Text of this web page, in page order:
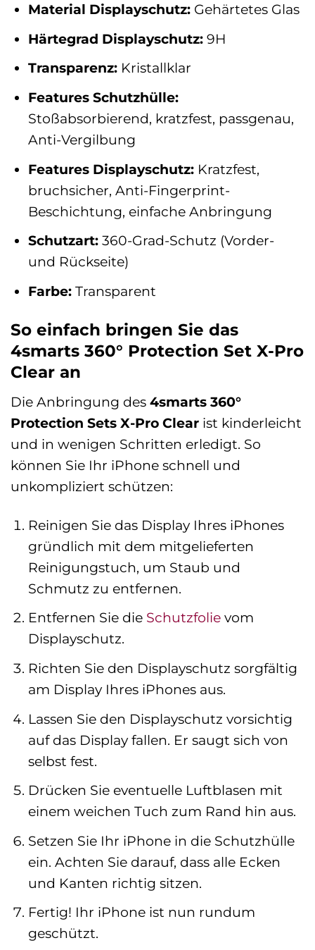
Material Displayschutz: Gehärtetes Glas
Härtegrad Displayschutz: 9H
Transparenz: Kristallklar
Features Schutzhülle:
Stoßabsorbierend, kratzfest, passgenau,
Anti-Vergilbung
Features Displayschutz: Kratzfest,
bruchsicher, Anti-Fingerprint-
Beschichtung, einfache Anbringung
Schutzart: 360-Grad-Schutz (Vorder-
und Rückseite)
Farbe: Transparent
So einfach bringen Sie das
4smarts 360° Protection Set X-Pro
Clear an
Die Anbringung des 4smarts 360°
Protection Sets X-Pro Clear ist kinderleicht
und in wenigen Schritten erledigt. So
können Sie Ihr iPhone schnell und
unkompliziert schützen:
Reinigen Sie das Display Ihres iPhones
gründlich mit dem mitgelieferten
Reinigungstuch, um Staub und
Schmutz zu entfernen.
Entfernen Sie die Schutzfolie vom
Displayschutz.
Richten Sie den Displayschutz sorgfältig
am Display Ihres iPhones aus.
Lassen Sie den Displayschutz vorsichtig
auf das Display fallen. Er saugt sich von
selbst fest.
Drücken Sie eventuelle Luftblasen mit
einem weichen Tuch zum Rand hin aus.
Setzen Sie Ihr iPhone in die Schutzhülle
ein. Achten Sie darauf, dass alle Ecken
und Kanten richtig sitzen.
Fertig! Ihr iPhone ist nun rundum
geschützt.